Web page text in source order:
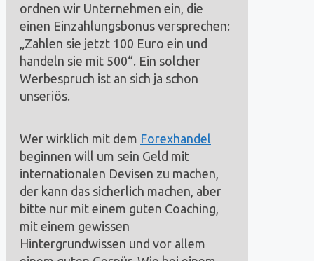
ordnen wir Unternehmen ein, die
einen Einzahlungsbonus versprechen:
„Zahlen sie jetzt 100 Euro ein und
handeln sie mit 500“. Ein solcher
Werbespruch ist an sich ja schon
unseriös.
Wer wirklich mit dem Forexhandel
beginnen will um sein Geld mit
internationalen Devisen zu machen,
der kann das sicherlich machen, aber
bitte nur mit einem guten Coaching,
mit einem gewissen
Hintergrundwissen und vor allem